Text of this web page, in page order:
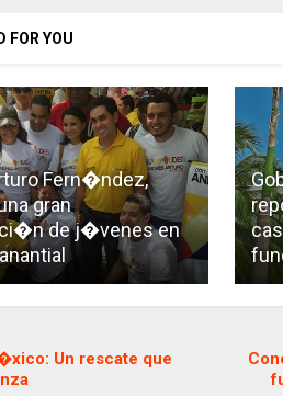
FOR YOU
Fern�ndez,
gran
de j�venes en
Un rescate que